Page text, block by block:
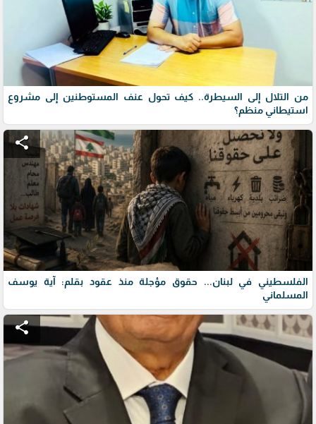
من التلال إلى السيطرة.. كيف تحول عنف المستوطنين إلى مشروع
استيطاني منظم؟
share
الفلسطيني في لبنان... حقوق مؤجلة منذ عقود بقلم: آية يوسف
المسلماني
share